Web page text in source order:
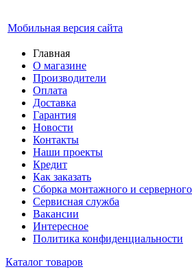
Мобильная версия сайта
Главная
О магазине
Производители
Оплата
Доставка
Гарантия
Новости
Контакты
Наши проекты
Кредит
Как заказать
Сборка монтажного и
Сервисная служба
Вакансии
Интересное
Политика конфиденциальности
Каталог товаров